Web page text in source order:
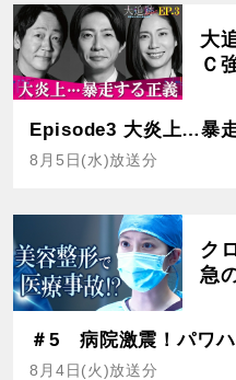
大
Ｃ
Episode3 大炎上…暴
8月5日(水)放送分
ク
急
＃5 病院激震！パワ
8月4日(火)放送分